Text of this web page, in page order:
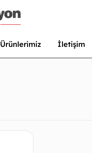
Ürünlerimiz İletişim